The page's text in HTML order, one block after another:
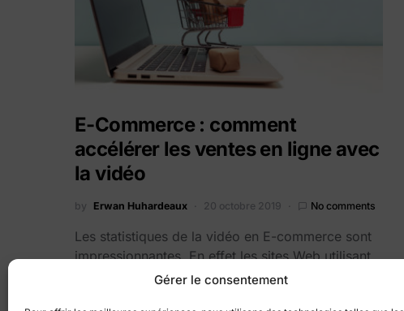
Gérer le consentement
E-Commerce : comment
accélérer les ventes en ligne avec
la vidéo
by Erwan Huhardeaux 20 octobre 2019 No comments
Les statistiques de la vidéo en E-commerce sont
impressionnantes. En effet les sites Web utilisant
des vidéos engendrent…